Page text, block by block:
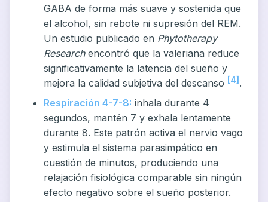
GABA de forma más suave y sostenida que
el alcohol, sin rebote ni supresión del REM.
Un estudio publicado en Phytotherapy
Researchencontró que la valeriana reduce
significativamente la latencia del sueño y
mejora la calidad subjetiva del descanso [4] .
Respiración 4-7-8: inhala durante 4
segundos, mantén 7 y exhala lentamente
durante 8. Este patrón activa el nervio vago
y estimula el sistema parasimpático en
cuestión de minutos, produciendo una
relajación fisiológica comparable sin ningún
efecto negativo sobre el sueño posterior.